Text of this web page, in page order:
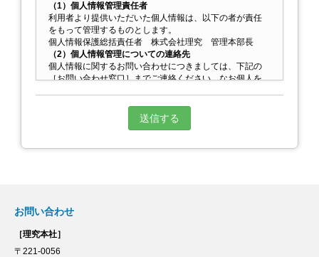
（1）個人情報管理責任者
利用者より提供いただいた個人情報は、以下の者が責任
をもって管理するものとします。
個人情報保護総括責任者 株式会社理究 管理本部長
（2）個人情報管理についての連絡先
個人情報に関するお問い合わせにつきましては、下記の
［お問い合わせ窓口］までご連絡ください。なお個人を
[お問い合わせ窓口] 理究お客様相談室・個人情報相談室
[電話番号] 0120-009-951
[住所] 〒221-0056 横浜市神奈川区金港町5-32ベイフ
人事採用において理究の資料送付／お問い合わせ内容へ
め。
（4）個人情報を提供しなかった場合に生じる結果につい
お問い合わせ
［理究本社］
〒221-0056